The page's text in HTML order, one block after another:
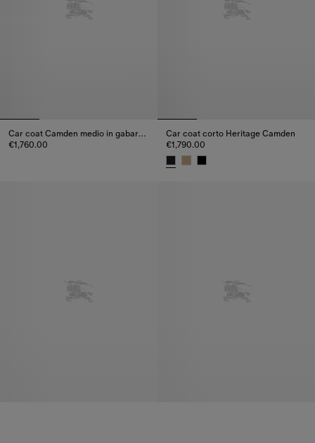
Car coat Camden medio in gabardine tropicale
€1,760.00
Car coat Camden medio in gabardine tropicale, €1,760.00
Car coat corto Heritage Camden
€1,790.00